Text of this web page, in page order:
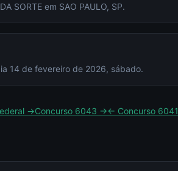
SORTE em SAO PAULO, SP.
14 de fevereiro de 2026, sábado.
→Concurso 6043 →← Concurso 6041